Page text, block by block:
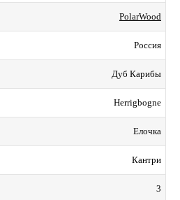
PolarWood
Россия
Дуб Карибы
Herrigbogne
Елочка
Кантри
3